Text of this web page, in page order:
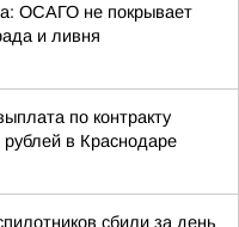
ОСАГО не покрывает
и ливня
по контракту
в Краснодаре
сбили за день